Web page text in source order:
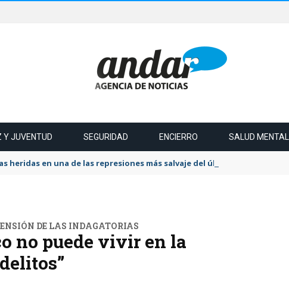
Y JUVENTUD SEGURIDAD ENCIERRO SALUD MENTAL
heridas en una de las represiones más salvaje del último tiempo
DE LAS INDAGATORIAS
no puede vivir en la